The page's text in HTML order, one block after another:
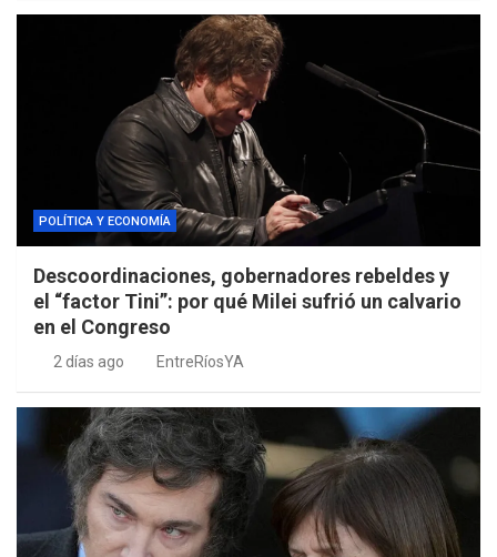
POLÍTICA Y ECONOMÍA
Descoordinaciones, gobernadores rebeldes y
el “factor Tini”: por qué Milei sufrió un calvario
en el Congreso
2 días ago EntreRíosYA